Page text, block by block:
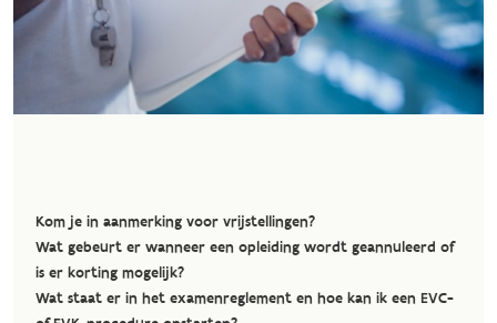
Kom je in aanmerking voor vrijstellingen?
Wat gebeurt er wanneer een opleiding wordt geannuleerd of
is er korting mogelijk?
Wat staat er in het examenreglement en hoe kan ik een EVC-